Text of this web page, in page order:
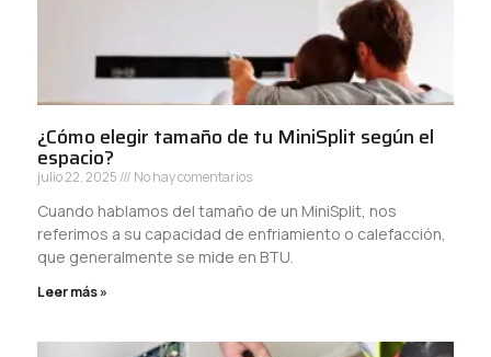
¿Cómo elegir tamaño de tu MiniSplit según el
espacio?
julio 22, 2025 No hay comentarios
Cuando hablamos del tamaño de un MiniSplit, nos
referimos a su capacidad de enfriamiento o calefacción,
que generalmente se mide en BTU.
Leer más »